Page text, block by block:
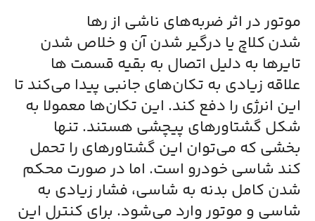
موتور در اثر ضربه‌های ناشی از رها
شدن کلاچ یا درگیر شدن آن و خلاص شدن
تایر‌ها به دلیل اتصال به بقیه قسمت ها
علاقه زیادی به تکان‌های جانبی پیدا می‌کند تا
این انرژی را دفع کند. این تکان‌ها معمولا به
شکل گشتاورهای پیچشی هستند. تنها
بخشی که می‌توان این گشتاورهای را تحمل
کند شاسی خودرو است. اما در صورت محکم
شدن کامل بدنه به شاسی، فشار زیادی به
شاسی و موتور وارد می‌شود. برای کنترل این